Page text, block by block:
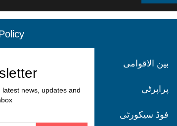
بین الاقوامی
پراپرٹی
فوڈ سیکورٹی
news, updates and